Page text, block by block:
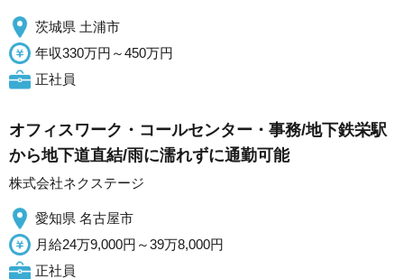
茨城県 土浦市
年収330万円～450万円
正社員
オフィスワーク・コールセンター・事務/地下鉄栄駅
から地下道直結/雨に濡れずに通勤可能
株式会社ネクステージ
愛知県 名古屋市
月給24万9,000円～39万8,000円
正社員